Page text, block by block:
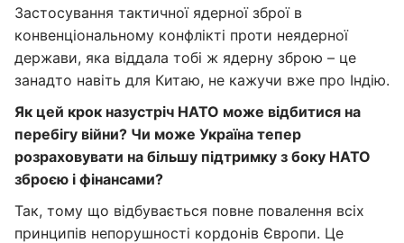
Застосування тактичної ядерної зброї в
конвенціональному конфлікті проти неядерної
держави, яка віддала тобі ж ядерну зброю – це
занадто навіть для Китаю, не кажучи вже про Індію.
Як цей крок назустріч НАТО може відбитися на
перебігу війни? Чи може Україна тепер
розраховувати на більшу підтримку з боку НАТО
зброєю і фінансами?
Так, тому що відбувається повне повалення всіх
принципів непорушності кордонів Європи. Це